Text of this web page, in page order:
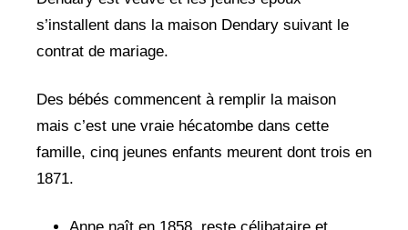
s’installent dans la maison Dendary suivant le
contrat de mariage.
Des bébés commencent à remplir la maison
mais c’est une vraie hécatombe dans cette
famille, cinq jeunes enfants meurent dont trois en
1871.